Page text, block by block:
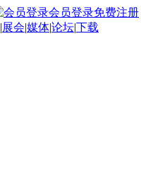
会员登录免费注册
|展会|媒体|论坛|下载